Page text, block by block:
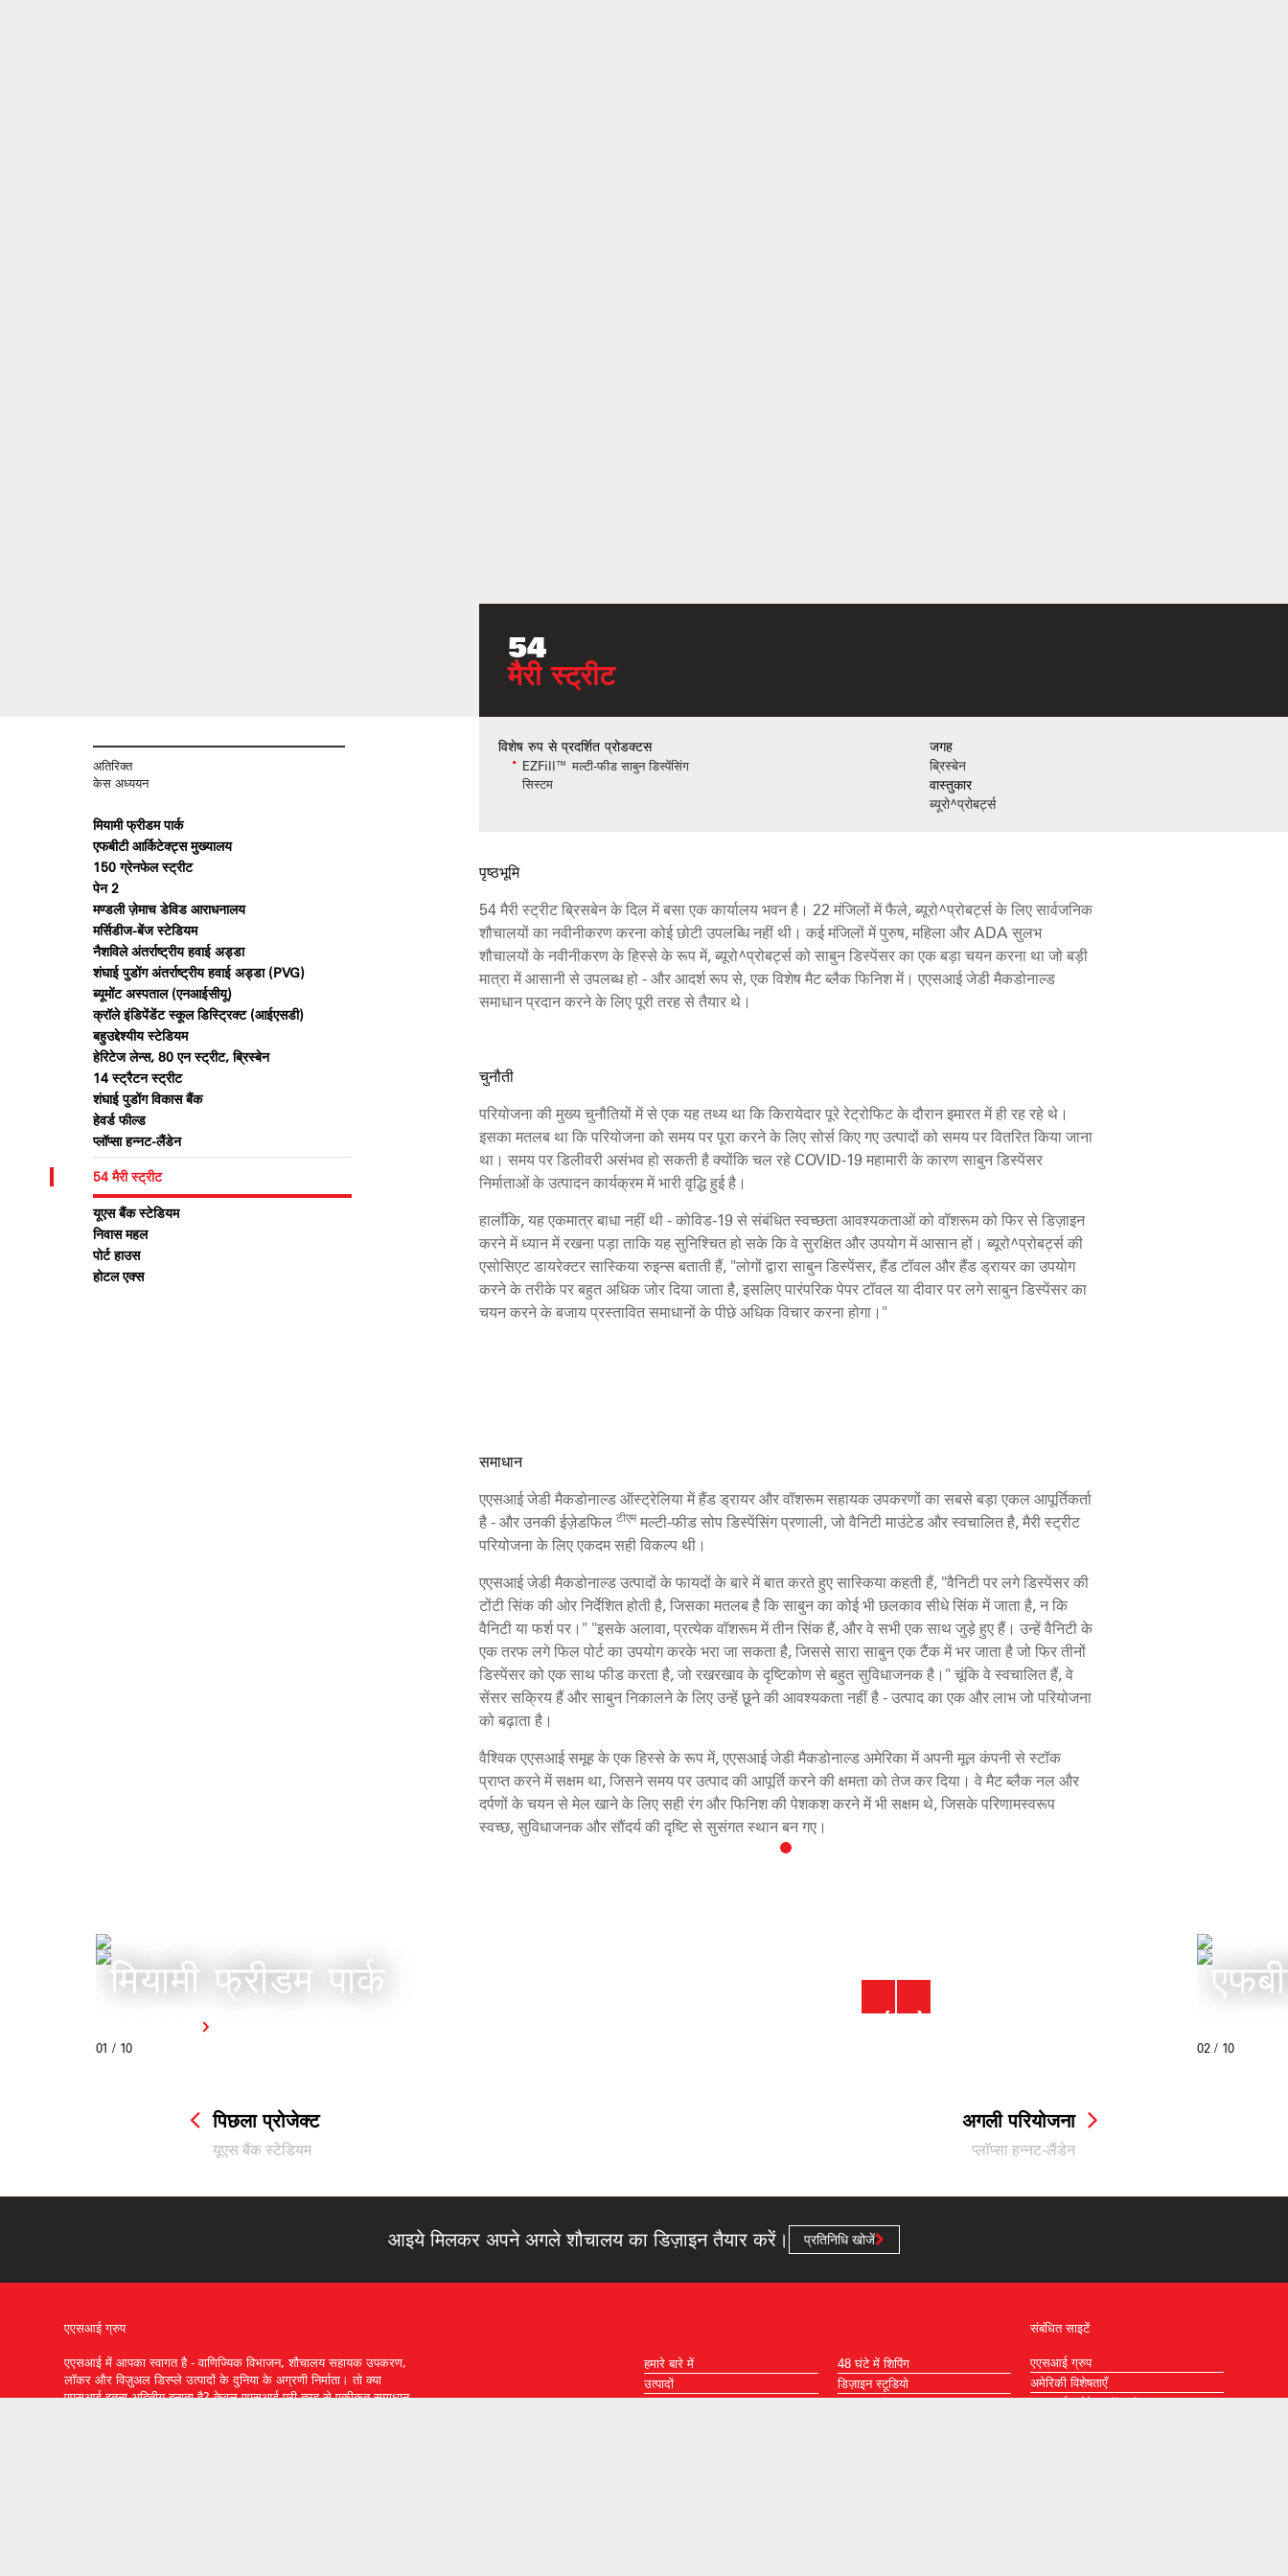
अतिरिक्त
केस अध्ययन
मियामी फ्रीडम पार्क
एफबीटी आर्किटेक्ट्स मुख्यालय
150 ग्रेनफेल स्ट्रीट
पेन 2
मण्डली ज़ेमाच डेविड आराधनालय
मर्सिडीज-बेंज स्टेडियम
नैशविले अंतर्राष्ट्रीय हवाई अड्डा
शंघाई पुडोंग अंतर्राष्ट्रीय हवाई अड्डा (PVG)
ब्यूमोंट अस्पताल (एनआईसीयू)
क्रॉले इंडिपेंडेंट स्कूल डिस्ट्रिक्ट (आईएसडी)
बहुउद्देश्यीय स्टेडियम
हेरिटेज लेन्स, 80 एन स्ट्रीट, ब्रिस्बेन
14 स्ट्रैटन स्ट्रीट
शंघाई पुडोंग विकास बैंक
हेवर्ड फील्ड
प्लॉप्सा हन्नट-लैंडेन
54 मैरी स्ट्रीट
यूएस बैंक स्टेडियम
निवास महल
पोर्ट हाउस
होटल एक्स
54
मैरी स्ट्रीट
विशेष रुप से प्रदर्शित प्रोडक्टस
EZFill™ मल्टी-फीड साबुन डिस्पेंसिंग
सिस्टम
जगह
ब्रिस्बेन
वास्तुकार
ब्यूरो^प्रोबर्ट्स
पृष्ठभूमि
54 मैरी स्ट्रीट ब्रिसबेन के दिल में बसा एक कार्यालय भवन है। 22 मंजिलों में फैले, ब्यूरो^प्रोबर्ट्स के लिए सार्वजनिक
शौचालयों का नवीनीकरण करना कोई छोटी उपलब्धि नहीं थी। कई मंजिलों में पुरुष, महिला और ADA सुलभ
शौचालयों के नवीनीकरण के हिस्से के रूप में, ब्यूरो^प्रोबर्ट्स को साबुन डिस्पेंसर का एक बड़ा चयन करना था जो बड़ी
मात्रा में आसानी से उपलब्ध हो - और आदर्श रूप से, एक विशेष मैट ब्लैक फिनिश में। एएसआई जेडी मैकडोनाल्ड
समाधान प्रदान करने के लिए पूरी तरह से तैयार थे।
चुनौती
परियोजना की मुख्य चुनौतियों में से एक यह तथ्य था कि किरायेदार पूरे रेट्रोफिट के दौरान इमारत में ही रह रहे थे।
इसका मतलब था कि परियोजना को समय पर पूरा करने के लिए सोर्स किए गए उत्पादों को समय पर वितरित किया जाना
था। समय पर डिलीवरी असंभव हो सकती है क्योंकि चल रहे COVID-19 महामारी के कारण साबुन डिस्पेंसर
निर्माताओं के उत्पादन कार्यक्रम में भारी वृद्धि हुई है।
हालाँकि, यह एकमात्र बाधा नहीं थी - कोविड-19 से संबंधित स्वच्छता आवश्यकताओं को वॉशरूम को फिर से डिज़ाइन
करने में ध्यान में रखना पड़ा ताकि यह सुनिश्चित हो सके कि वे सुरक्षित और उपयोग में आसान हों। ब्यूरो^प्रोबर्ट्स की
एसोसिएट डायरेक्टर सास्किया रुइन्स बताती हैं, "लोगों द्वारा साबुन डिस्पेंसर, हैंड टॉवल और हैंड ड्रायर का उपयोग
करने के तरीके पर बहुत अधिक जोर दिया जाता है, इसलिए पारंपरिक पेपर टॉवल या दीवार पर लगे साबुन डिस्पेंसर का
चयन करने के बजाय प्रस्तावित समाधानों के पीछे अधिक विचार करना होगा।"
समाधान
एएसआई जेडी मैकडोनाल्ड ऑस्ट्रेलिया में हैंड ड्रायर और वॉशरूम सहायक उपकरणों का सबसे बड़ा एकल आपूर्तिकर्ता
है - और उनकी ईज़ेडफिलटीएममल्टी-फीड सोप डिस्पेंसिंग प्रणाली, जो वैनिटी माउंटेड और स्वचालित है, मैरी स्ट्रीट
परियोजना के लिए एकदम सही विकल्प थी।
एएसआई जेडी मैकडोनाल्ड उत्पादों के फायदों के बारे में बात करते हुए सास्किया कहती हैं, "वैनिटी पर लगे डिस्पेंसर की
टोंटी सिंक की ओर निर्देशित होती है, जिसका मतलब है कि साबुन का कोई भी छलकाव सीधे सिंक में जाता है, न कि
वैनिटी या फर्श पर।" "इसके अलावा, प्रत्येक वॉशरूम में तीन सिंक हैं, और वे सभी एक साथ जुड़े हुए हैं। उन्हें वैनिटी के
एक तरफ लगे फिल पोर्ट का उपयोग करके भरा जा सकता है, जिससे सारा साबुन एक टैंक में भर जाता है जो फिर तीनों
डिस्पेंसर को एक साथ फीड करता है, जो रखरखाव के दृष्टिकोण से बहुत सुविधाजनक है।" चूंकि वे स्वचालित हैं, वे
सेंसर सक्रिय हैं और साबुन निकालने के लिए उन्हें छूने की आवश्यकता नहीं है - उत्पाद का एक और लाभ जो परियोजना
को बढ़ाता है।
वैश्विक एएसआई समूह के एक हिस्से के रूप में, एएसआई जेडी मैकडोनाल्ड अमेरिका में अपनी मूल कंपनी से स्टॉक
प्राप्त करने में सक्षम था, जिसने समय पर उत्पाद की आपूर्ति करने की क्षमता को तेज कर दिया। वे मैट ब्लैक नल और
दर्पणों के चयन से मेल खाने के लिए सही रंग और फिनिश की पेशकश करने में भी सक्षम थे, जिसके परिणामस्वरूप
स्वच्छ, सुविधाजनक और सौंदर्य की दृष्टि से सुसंगत स्थान बन गए।
मियामी फ्रीडम पार्क
01 / 10 02 / 10
‹ ›
अगली परियोजना
प्लॉप्सा हन्नट-लैंडेन
पिछला प्रोजेक्ट
यूएस बैंक स्टेडियम
आइये मिलकर अपने अगले शौचालय का डिज़ाइन तैयार करें। प्रतिनिधि खोजें
एएसआई ग्रुप
एएसआई में आपका स्वागत है - वाणिज्यिक विभाजन, शौचालय सहायक उपकरण,
लॉकर और विज़ुअल डिस्प्ले उत्पादों के दुनिया के अग्रणी निर्माता। तो क्या
एएसआई इतना अद्वितीय बनाता है? केवल एएसआई पूरी तरह से एकीकृत समाधान
हमारे बारे में
उत्पादों
संसाधन
48 घंटे में शिपिंग
डिज़ाइन स्टूडियो
साइट मानचित्र
संबंधित साइटें
एएसआई ग्रुप
अमेरिकी विशेषताएँ
एएसआई स्टोरेज सॉल्यूशंस